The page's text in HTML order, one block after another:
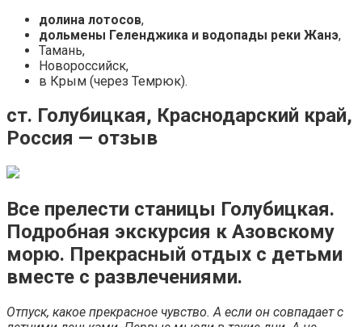
долина лотосов,
дольмены Геленджика и водопады реки Жанэ,
Тамань,
Новороссийск,
в Крым (через Темрюк).
ст. Голубицкая, Краснодарский край,
Россия — отзыв
Все прелести станицы Голубицкая.
Подробная экскурсия к Азовскому
морю. Прекрасный отдых с детьми
вместе с развлечениями.
Отпуск, какое прекрасное чувство. А если он совпадает с